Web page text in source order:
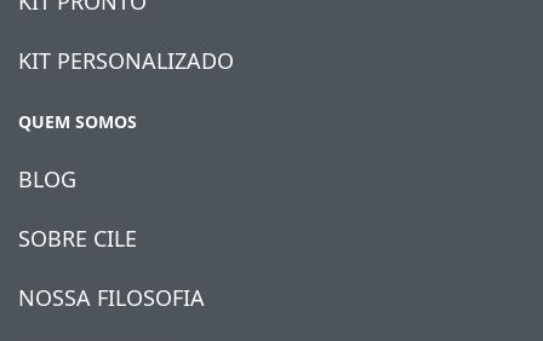
KIT PERSONALIZADO
QUEM SOMOS
BLOG
SOBRE CILE
NOSSA FILOSOFIA